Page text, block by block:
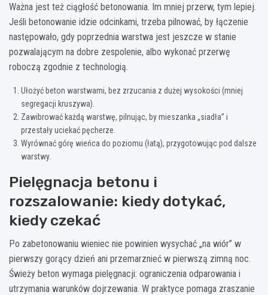
Ważna jest też ciągłość betonowania. Im mniej przerw, tym lepiej.
Jeśli betonowanie idzie odcinkami, trzeba pilnować, by łączenie
następowało, gdy poprzednia warstwa jest jeszcze w stanie
pozwalającym na dobre zespolenie, albo wykonać przerwę
roboczą zgodnie z technologią.
Ułożyć beton warstwami, bez zrzucania z dużej wysokości (mniej
segregacji kruszywa).
Zawibrować każdą warstwę, pilnując, by mieszanka „siadła” i
przestały uciekać pęcherze.
Wyrównać górę wieńca do poziomu (łatą), przygotowując pod dalsze
warstwy.
Pielęgnacja betonu i
rozszalowanie: kiedy dotykać,
kiedy czekać
Po zabetonowaniu wieniec nie powinien wysychać „na wiór” w
pierwszy gorący dzień ani przemarznieć w pierwszą zimną noc.
Świeży beton wymaga pielęgnacji: ograniczenia odparowania i
utrzymania warunków dojrzewania. W praktyce pomaga zraszanie